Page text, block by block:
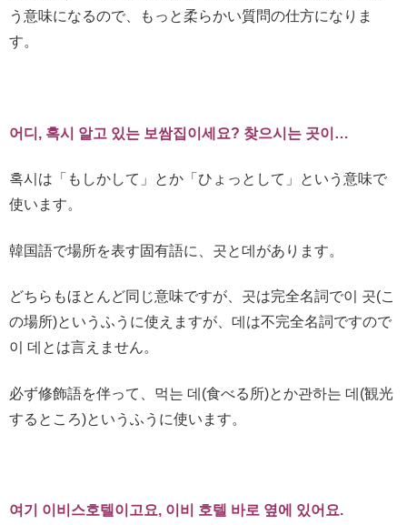
う意味になるので、もっと柔らかい質問の仕方になりま
す。
어디, 혹시 알고 있는 보쌈집이세요? 찾으시는 곳이…
혹시は「もしかして」とか「ひょっとして」という意味で
使います。
韓国語で場所を表す固有語に、곳と데があります。
どちらもほとんど同じ意味ですが、곳は完全名詞で이 곳(こ
の場所)というふうに使えますが、데は不完全名詞ですので
이 데とは言えません。
必ず修飾語を伴って、먹는 데(食べる所)とか관하는 데(観光
するところ)というふうに使います。
여기 이비스호텔이고요, 이비 호텔 바로 옆에 있어요.